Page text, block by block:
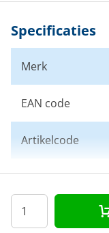
Specificaties
Merk
EAN code
Artikelcode
Kleur
Afmeting